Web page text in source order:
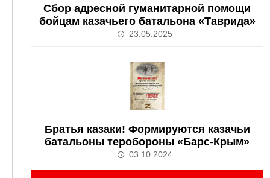
Сбор адресной гуманитарной помощи
бойцам казачьего батальона «Таврида»
23.05.2025
Братья казаки! Формируются казачьи
батальоны теробороны «Барс-Крым»
03.10.2024